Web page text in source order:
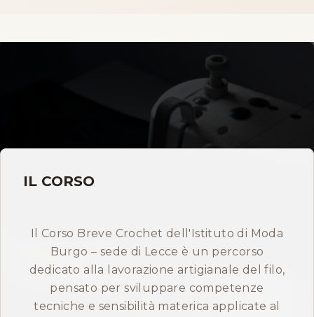
Certificazioni
IMB nel mondo
Contatti
IL CORSO
Il Corso Breve Crochet dell'Istituto di Moda
Burgo – sede di Lecce è un percorso
dedicato alla lavorazione artigianale del filo,
pensato per sviluppare competenze
tecniche e sensibilità materica applicate al